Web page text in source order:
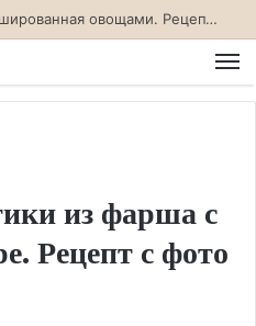
Рецепт с фото
из фарша с
Рецепт с фото